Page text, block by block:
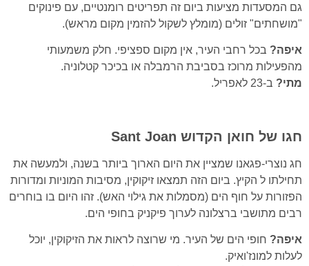
גם המסעדות מציעות ביום זה תפריטים רומנטיים, עם פינוקים
"מושחתים" זולים (מומלץ לשקול להזמין מקום מראש).
איפה? בכל רחבי העיר, אין מקום ספציפי. חלק משמעותי
מהפעילות מרוכז בסביבת הרמבלה או בכיכר קטלוניה.
מתי? ב-23 לאפריל.
חגו של חואן הקדוש Sant Joan
חג נוצרי-פגאנו שמציין את היום הארוך ביותר בשנה, ולמעשה את
תחילתו ל הקיץ. ביום הזה תמצאו זיקוקין, מסיבות המוניות ומדורות
הפזורות על חוף הים (מסמלות את גילוי האש). זהו היום בו בוחרים
רבים מתושבי ברצלונה לערוך פיקניק בחופי הים.
איפה? חופי הים של העיר. מי שרוצה לראות את הזיקוקין, יוכל
לעלות למונז'ואיק.